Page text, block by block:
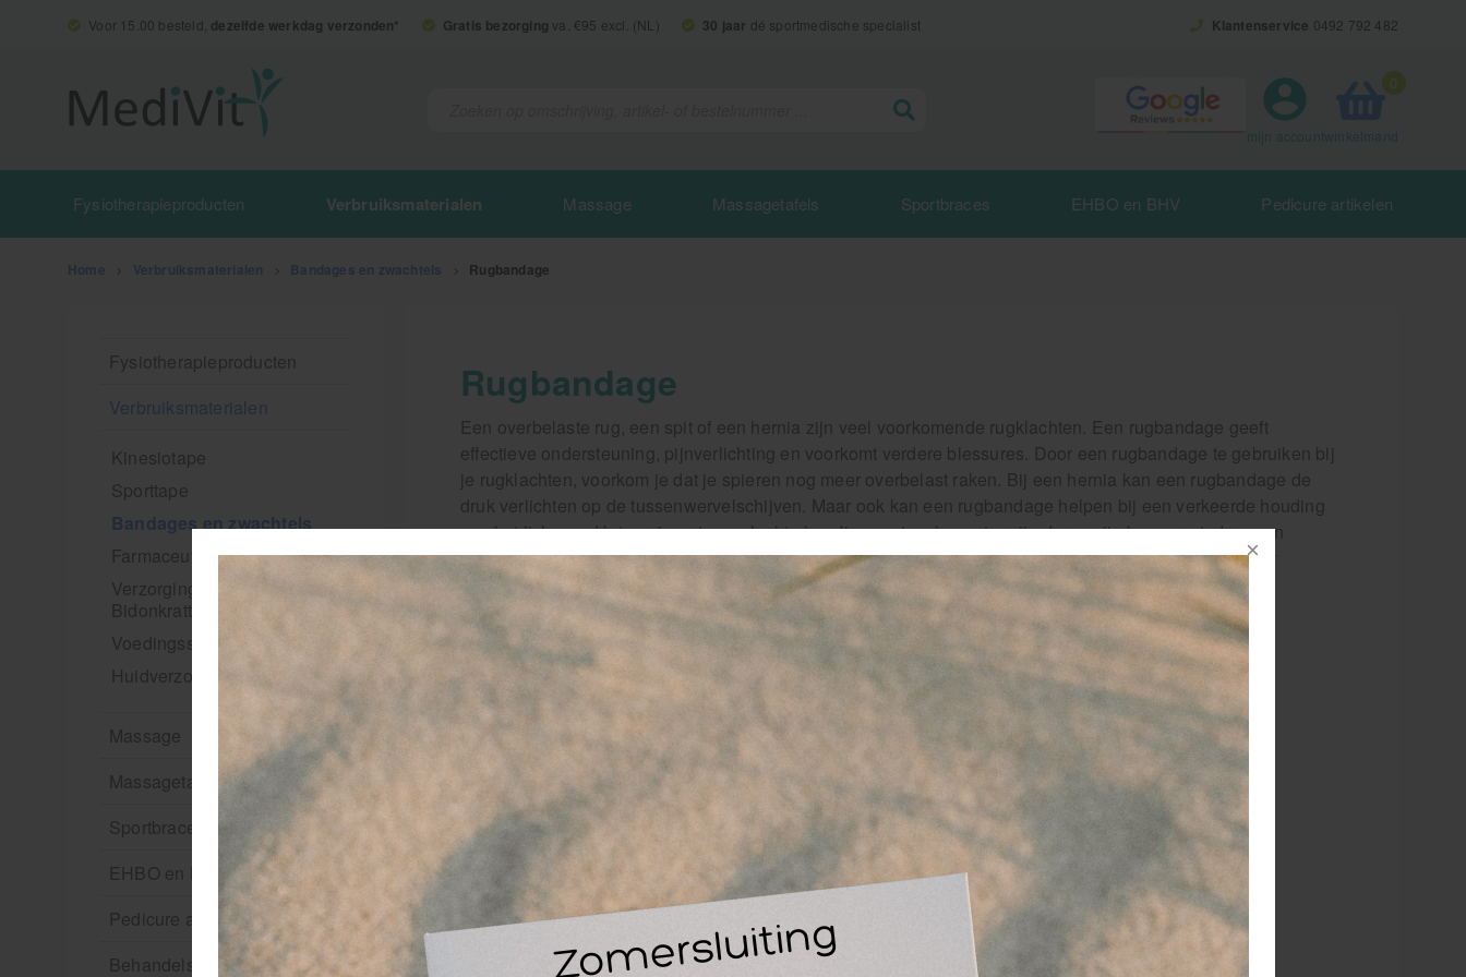
Voor 15.00 besteld, dezelfde werkdag verzonden* Gratis bezorging va. €95 excl. (NL) 30 jaar dé sportmedische specialist Klantenservice 0492 792 482
0
mijn account
Fysiotherapieproducten Verbruiksmaterialen Massage Massagetafels Sportbraces EHBO en BHV Pedicure artikelen
Home Verbruiksmaterialen Bandages en zwachtels Rugbandage
Fysiotherapieproducten
Verbruiksmaterialen
Kinesiotape
Sporttape
Bandages en zwachtels
Farmaceutische artikelen
Verzorgingskoffers |
Bidonkratten
Voedingssupplementen
Huidverzorging
Massage
Massagetafels
Sportbraces
EHBO en BHV
Pedicure artikelen
Behandelstoel elektrisch
Rugbandage
Een overbelaste rug, een spit of een hernia zijn veel voorkomende rugklachten. Een rugbandage geeft
effectieve ondersteuning, pijnverlichting en voorkomt verdere blessures. Door een rugbandage te gebruiken bij
je rugklachten, voorkom je dat je spieren nog meer overbelast raken. Bij een hernia kan een rugbandage de
druk verlichten op de tussenwervelschijven. Maar ook kan een rugbandage helpen bij een verkeerde houding
van het lichaam. Het corrigeert een slechte houding, wat op lange termijn de rugpijn kan verminderen en
voorkomen. Door de compressie van de bandage ervaar je ook een betere drukverdeling. Op zoek naar
braces? Bekijk dan ons
assortiment rugbraces.